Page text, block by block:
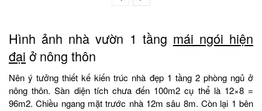
Hình ảnh nhà vườn 1 tầng mái ngói hiện
đại ở nông thôn
Nên ý tưởng thiết kế kiến trúc nhà đẹp 1 tầng 2 phòng ngủ ở
nông thôn. Sàn diện tích chưa đến 100m2 cụ thể là 12×8 =
96m2. Chiều ngang mặt trước nhà 12m sâu 8m. Còn lại 1 bên